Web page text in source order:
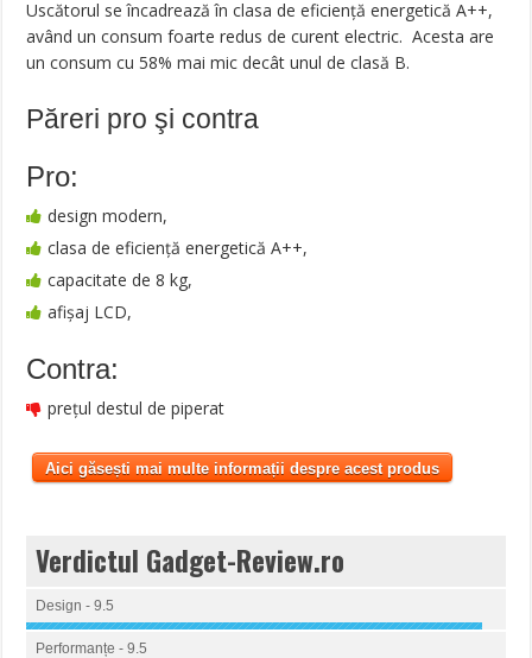
Uscătorul se încadrează în clasa de eficiență energetică A++,
având un consum foarte redus de curent electric. Acesta are
un consum cu 58% mai mic decât unul de clasă B.
Păreri pro şi contra
Pro:
design modern,
clasa de eficiență energetică A++,
capacitate de 8 kg,
afișaj LCD,
Contra:
prețul destul de piperat
Aici găsești mai multe informații despre acest produs
Verdictul Gadget-Review.ro
Design - 9.5
Performanțe - 9.5